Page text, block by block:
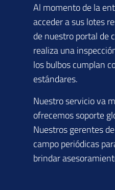
Al momento de la
acceder a sus lotes
de nuestro portal de
realiza una
los bulbos cumplan
estándares.
Nuestro servicio va
ofrecemos soporte
Nuestros gerentes
campo periódicas
brindar